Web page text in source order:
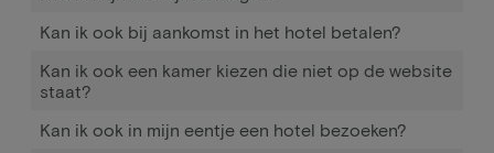
Kan ik ook bij aankomst in het hotel betalen?
Kan ik ook een kamer kiezen die niet op de website
staat?
Kan ik ook in mijn eentje een hotel bezoeken?